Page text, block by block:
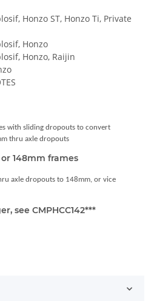
Honzo ST, Honzo Ti, Private
Honzo
Honzo, Raijin
with sliding dropouts to convert
thru axle dropouts
148mm frames
axle dropouts to 148mm, or vice
see CMPHCC142***